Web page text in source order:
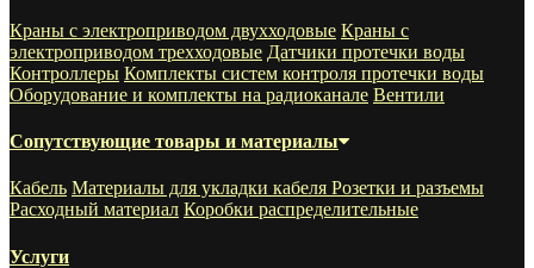
Краны с электроприводом двухходовые Краны с
электроприводом трехходовые Датчики протечки воды
Контроллеры Комплекты систем контроля протечки воды
Оборудование и комплекты на радиоканале Вентили
Сопутствующие товары и материалы
Кабель Материалы для укладки кабеля Розетки и разъемы
Расходный материал Коробки распределительные
Услуги